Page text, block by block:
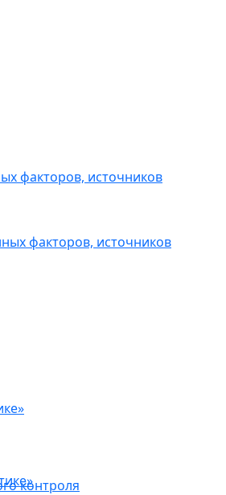
факторов, источников
контроля
факторов, источников